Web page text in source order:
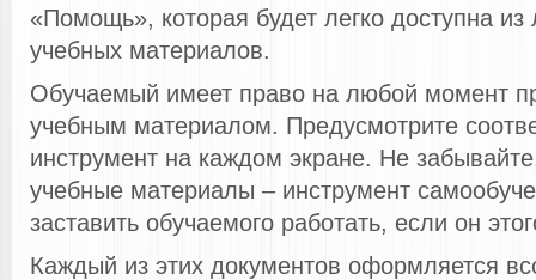
«Помощь», которая будет легко доступна из
учебных материалов.
Обучаемый имеет право на любой момент
учебным материалом. Предусмотрите
инструмент на каждом экране. Не
учебные материалы – инструмент
заставить обучаемого работать, если он
Каждый из этих документов оформляется